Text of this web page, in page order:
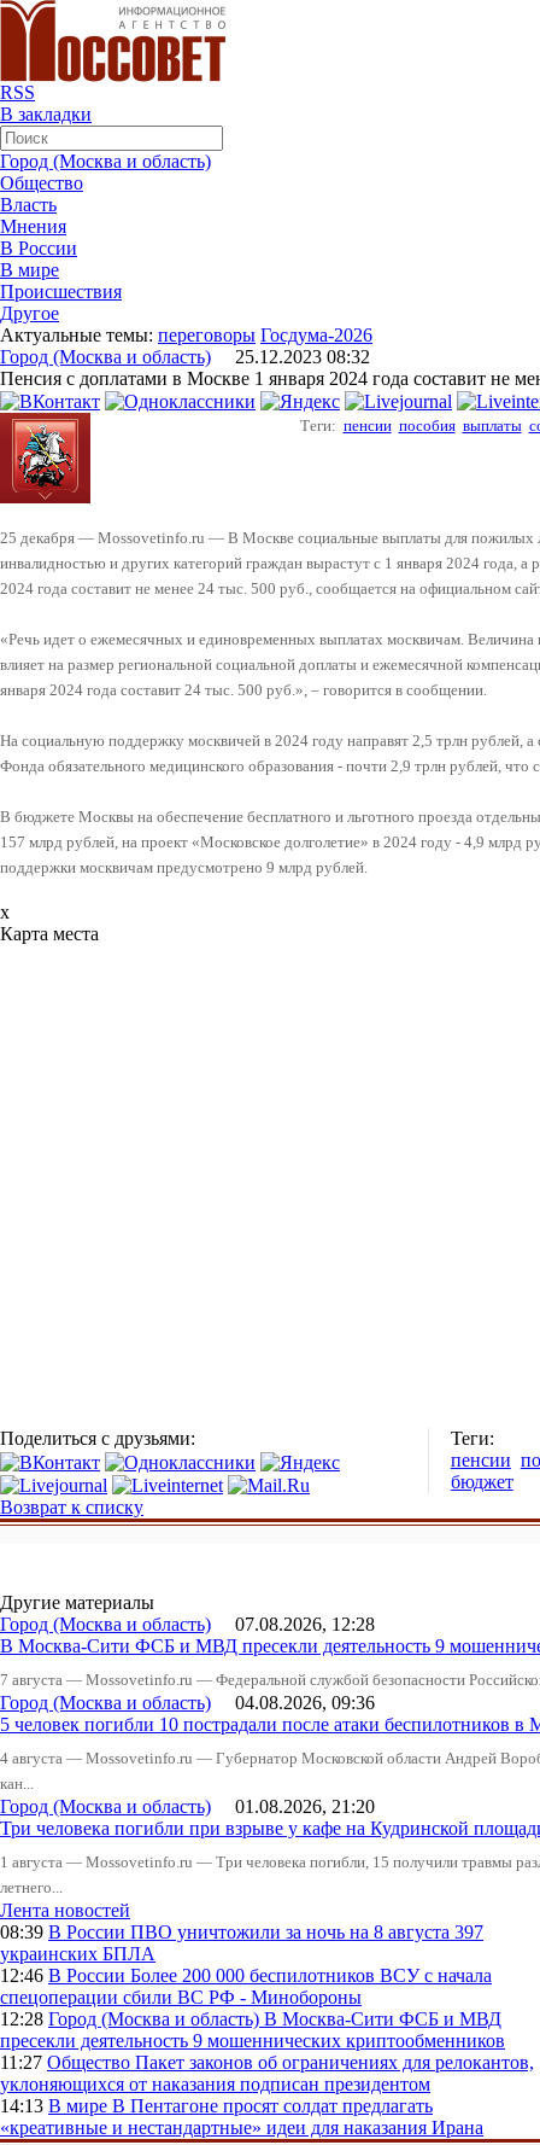
RSS
В закладки
Город (Москва и область)
Общество
Власть
Мнения
В России
В мире
Происшествия
Другое
Актуальные темы: переговоры Госдума-2026
Город (Москва и область) 25.12.2023 08:32
Пенсия с доплатами в Москве 1 января 2024 года составит не
Теги: пенсии пособия выплаты
25 декабря — Mossovetinfo.ru — В Москве социальные выплаты для пожилых
инвалидностью и других категорий граждан вырастут с 1 января 2024 года, а
2024 года составит не менее 24 тыс. 500 руб., сообщается на официальном
«Речь идет о ежемесячных и единовременных выплатах москвичам. Величина
влияет на размер региональной социальной доплаты и ежемесячной
января 2024 года составит 24 тыс. 500 руб.», – говорится в сообщении.
На социальную поддержку москвичей в 2024 году направят 2,5 трлн рублей,
Фонда обязательного медицинского образования - почти 2,9 трлн рублей,
В бюджете Москвы на обеспечение бесплатного и льготного проезда
157 млрд рублей, на проект «Московское долголетие» в 2024 году - 4,9 млрд
поддержки москвичам предусмотрено 9 млрд рублей.
x
Карта места
Поделиться с друзьями:
Теги:
пенсии
бюджет
Возврат к списку
Другие материалы
Город (Москва и область) 07.08.2026, 12:28
В Москва-Сити ФСБ и МВД пресекли деятельность 9
7 августа — Mossovetinfo.ru — Федеральной службой безопасности
Город (Москва и область) 04.08.2026, 09:36
5 человек погибли 10 пострадали после атаки беспилотников в
4 августа — Mossovetinfo.ru — Губернатор Московской области Андрей
кан...
Город (Москва и область) 01.08.2026, 21:20
Три человека погибли при взрыве у кафе на Кудринской
1 августа — Mossovetinfo.ru — Три человека погибли, 15 получили травмы
летнего...
Лента новостей
08:39 В России ПВО уничтожили за ночь на 8 августа 397
украинских БПЛА
12:46 В России Более 200 000 беспилотников ВСУ с начала
спецоперации сбили ВС РФ - Минобороны
12:28 Город (Москва и область) В Москва-Сити ФСБ и МВД
пресекли деятельность 9 мошеннических криптообменников
11:27 Общество Пакет законов об ограничениях для релокантов,
уклоняющихся от наказания подписан президентом
14:13 В мире В Пентагоне просят солдат предлагать
«креативные и нестандартные» идеи для наказания Ирана